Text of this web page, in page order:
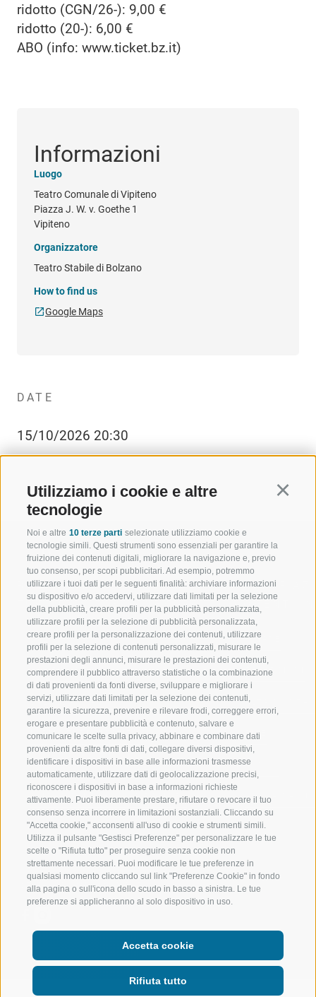
Utilizziamo i cookie e altre
tecnologie
Noi e altre 10 terze parti selezionate utilizziamo cookie e
tecnologie simili. Questi strumenti sono essenziali per garantire la
fruizione dei contenuti digitali, migliorare la navigazione e, previo
tuo consenso, per scopi pubblicitari. Ad esempio, potremmo
utilizzare i tuoi dati per le seguenti finalità: archiviare informazioni
su dispositivo e/o accedervi, utilizzare dati limitati per la selezione
della pubblicità, creare profili per la pubblicità personalizzata,
utilizzare profili per la selezione di pubblicità personalizzata,
creare profili per la personalizzazione dei contenuti, utilizzare
profili per la selezione di contenuti personalizzati, misurare le
prestazioni degli annunci, misurare le prestazioni dei contenuti,
comprendere il pubblico attraverso statistiche o la combinazione
di dati provenienti da fonti diverse, sviluppare e migliorare i
servizi, utilizzare dati limitati per la selezione dei contenuti,
garantire la sicurezza, prevenire e rilevare frodi, correggere errori,
erogare e presentare pubblicità e contenuto, salvare e
comunicare le scelte sulla privacy, abbinare e combinare dati
provenienti da altre fonti di dati, collegare diversi dispositivi,
identificare i dispositivi in base alle informazioni trasmesse
automaticamente, utilizzare dati di geolocalizzazione precisi,
riconoscere i dispositivi in base a informazioni richieste
attivamente. Puoi liberamente prestare, rifiutare o revocare il tuo
consenso senza incorrere in limitazioni sostanziali. Cliccando su
"Accetta cookie," acconsenti all'uso di cookie e strumenti simili.
Utilizza il pulsante "Gestisci Preferenze" per personalizzare le tue
scelte o "Rifiuta tutto" per proseguire senza cookie non
strettamente necessari. Puoi modificare le tue preferenze in
qualsiasi momento cliccando sul link "Preferenze Cookie" in fondo
alla pagina o sull'icona dello scudo in basso a sinistra. Le tue
preferenze si applicheranno al solo dispositivo in uso.
Accetta cookie
Rifiuta tutto
ridotto (CGN/26-): 9,00 €
ridotto (20-): 6,00 €
ABO (info: www.ticket.bz.it)
Informazioni
Luogo
Teatro Comunale di Vipiteno
Piazza J. W. v. Goethe 1
Vipiteno
Organizzatore
Teatro Stabile di Bolzano
How to find us
Google Maps
DATE
15/10/2026 20:30
BENVENUTI NELLA REGIONE
TURISTICA DI RACINES
VAL GIOVO
VAL RACINES
VAL RIDANNA
IMPIANTI DI RISALITA
SCUOLA DI SCI RACINES
LUISL'S SKI SCHOOL A RACINES
SPORT E
MOMENTI
SCIARE
ESCURSIONI
ALTA
BIKE
FONDO
ACQUA DA
SEGUICI SUI SOCIAL